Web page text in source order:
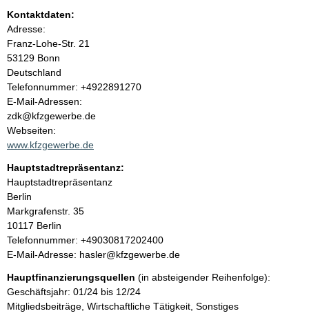
n
h
a
l
t
Kontaktdaten:
Adresse:
Franz-Lohe-Str. 21
53129 Bonn
Deutschland
K
o
n
t
a
t
i
n
f
o
r
m
a
t
i
Telefonnummer: +4922891270
E-Mail-Adressen:
zdk@kfzgewerbe.de
Webseiten:
www.kfzgewerbe.de
Hauptstadtrepräsentanz:
A
d
r
e
s
s
Hauptstadtrepräsentanz
Berlin
Markgrafenstr. 35
10117 Berlin
K
o
t
a
k
Telefonnummer: +49030817202400
E-Mail-Adresse: hasler@kfzgewerbe.de
Hauptfinanzierungsquellen (in absteigender Reihenfolge):
Geschäftsjahr: 01/24 bis 12/24
Mitgliedsbeiträge, Wirtschaftliche Tätigkeit, Sonstiges